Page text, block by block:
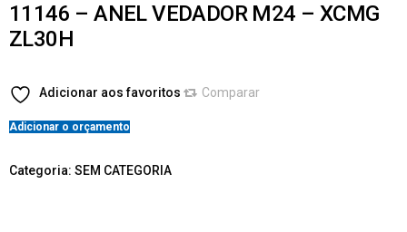
11146 – ANEL VEDADOR M24 – XCMG
ZL30H
Adicionar aos favoritos Comparar
Adicionar o orçamento
Categoria: SEM CATEGORIA